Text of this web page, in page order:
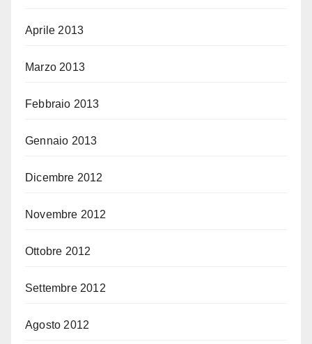
Aprile 2013
Marzo 2013
Febbraio 2013
Gennaio 2013
Dicembre 2012
Novembre 2012
Ottobre 2012
Settembre 2012
Agosto 2012